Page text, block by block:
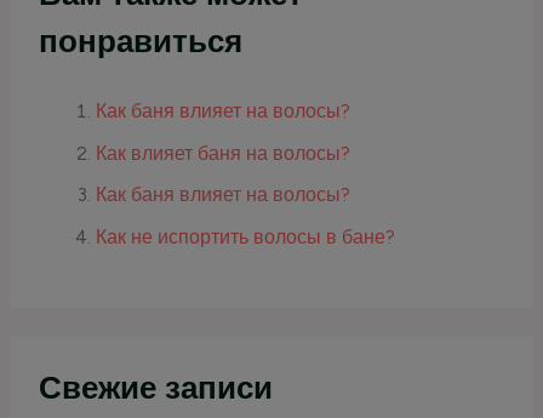
понравиться
Как баня влияет на волосы?
Как влияет баня на волосы?
Как баня влияет на волосы?
Как не испортить волосы в бане?
Свежие записи